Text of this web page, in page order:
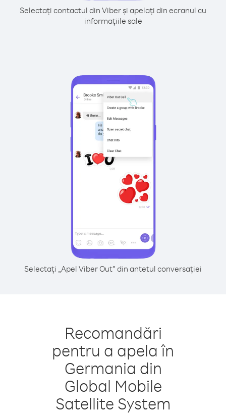
Selectați contactul din Viber și apelați din ecranul cu
informațiile sale
Selectați „Apel Viber Out” din antetul conversației
Recomandări
pentru a apela în
Germania din
Global Mobile
Satellite System